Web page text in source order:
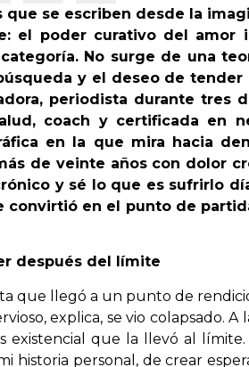
que se escriben desde la
el poder curativo del amor
No surge de una
y el deseo de
periodista durante tres
coach y certificada en
en la que mira hacia
de veinte años con dolor
y sé lo que es sufrirlo
convirtió en el punto de
después del límite
que llegó a un punto de
explica, se vio colapsado.
existencial que la llevó al
historia personal, de crear